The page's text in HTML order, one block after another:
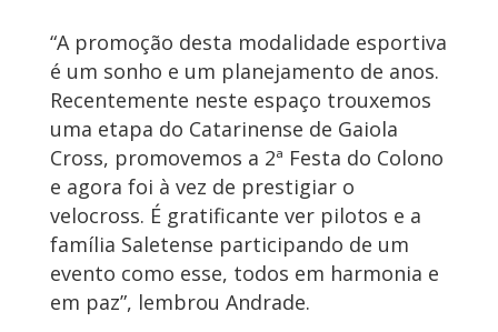
“A promoção desta modalidade esportiva
é um sonho e um planejamento de anos.
Recentemente neste espaço trouxemos
uma etapa do Catarinense de Gaiola
Cross, promovemos a 2ª Festa do Colono
e agora foi à vez de prestigiar o
velocross. É gratificante ver pilotos e a
família Saletense participando de um
evento como esse, todos em harmonia e
em paz”, lembrou Andrade.